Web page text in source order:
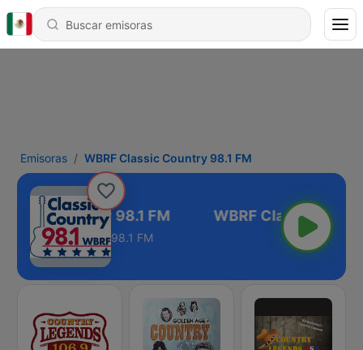
Emisoras WBRF Classic Country 98.1 FM
Country 98.1 FM
98.1 FM